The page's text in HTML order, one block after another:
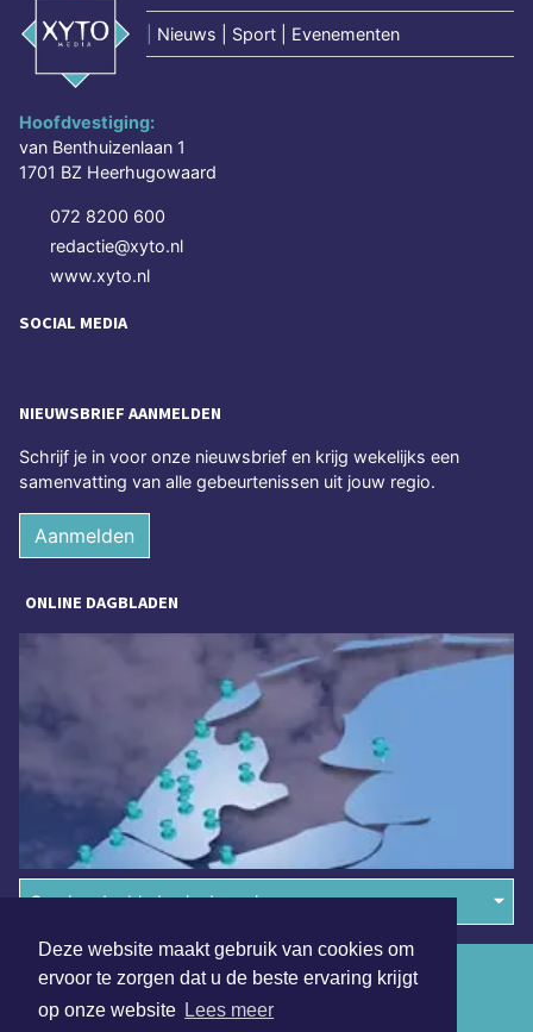
Deze website maakt gebruik van cookies om
ervoor te zorgen dat u de beste ervaring krijgt
op onze website Lees meer
Nieuws | Sport | Evenementen
Hoofdvestiging:
van Benthuizenlaan 1
1701 BZ Heerhugowaard
072 8200 600
redactie@xyto.nl
www.xyto.nl
SOCIAL MEDIA
NIEUWSBRIEF AANMELDEN
Schrijf je in voor onze nieuwsbrief en krijg wekelijks een
samenvatting van alle gebeurtenissen uit jouw regio.
Aanmelden
ONLINE DAGBLADEN
Overige dagbladen in de regio
Algemene voorwaarden
Disclaimer